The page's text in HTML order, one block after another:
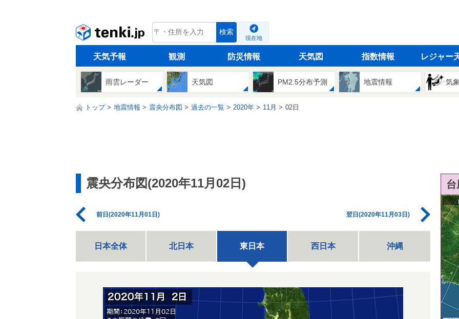
tenki.jp 検索
現在地
天気予報 観測 防災情報 天気図 指数情報 レジャー
雨雲レーダー 天気図 PM2.5分布予測 地震情報 気
トップ 地震情報 震央分布図 過去の一覧 2020年 11月 02日
震央分布図(2020年11月02日)
前日(2020年11月01日) 翌日(2020年11月03日)
日本全体 北日本 東日本 西日本 沖縄